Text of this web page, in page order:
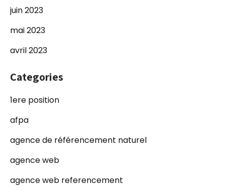
juin 2023
mai 2023
avril 2023
Categories
1ere position
afpa
agence de référencement naturel
agence web
agence web referencement